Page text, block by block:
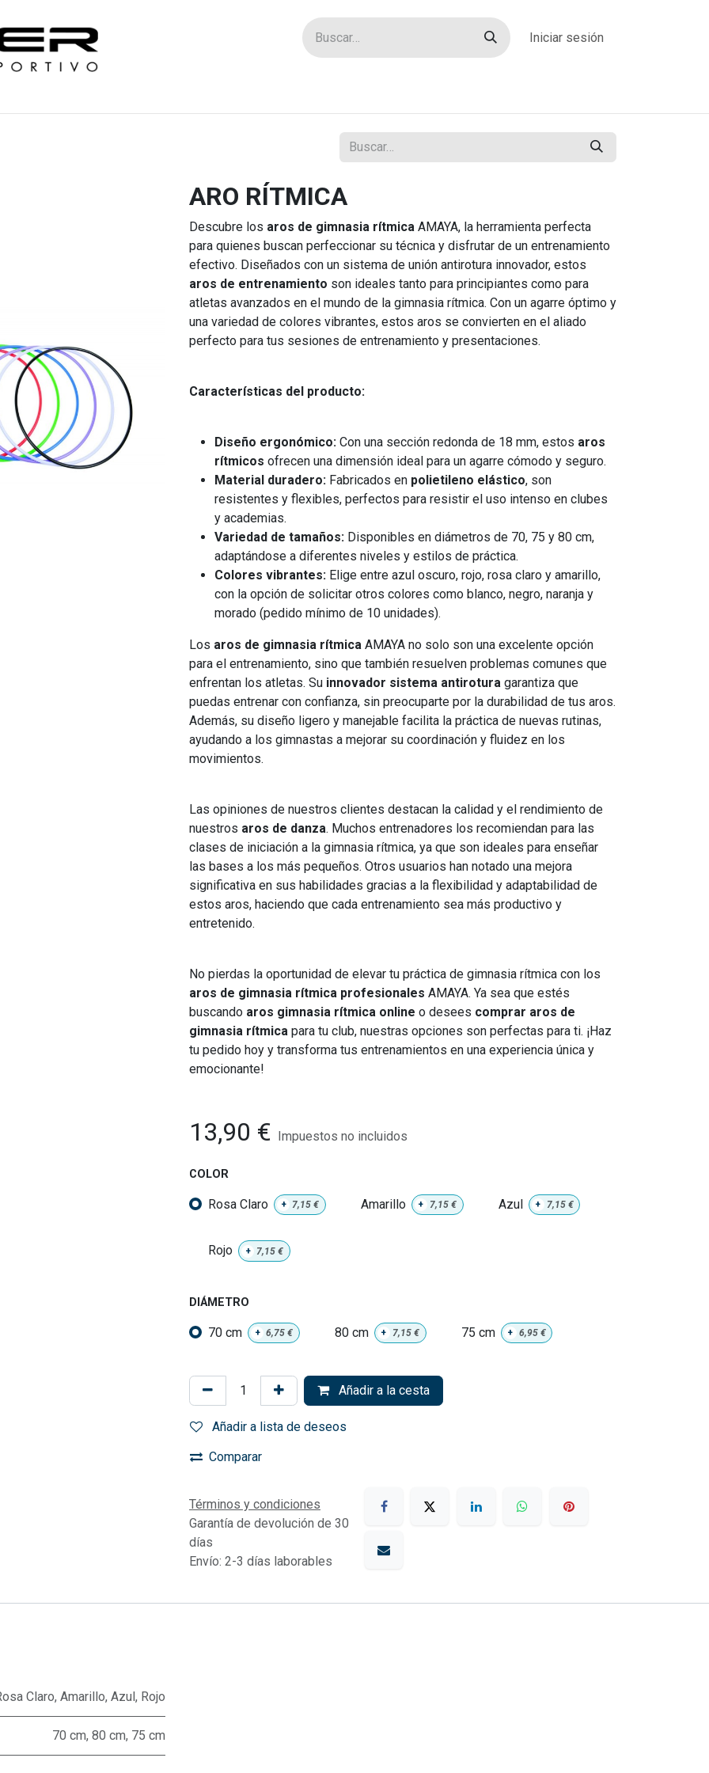
Iniciar sesión
ARO RÍTMICA
Descubre los aros de gimnasia rítmica AMAYA, la herramienta perfecta
para quienes buscan perfeccionar su técnica y disfrutar de un entrenamiento
efectivo. Diseñados con un sistema de unión antirotura innovador, estos
aros de entrenamiento son ideales tanto para principiantes como para
atletas avanzados en el mundo de la gimnasia rítmica. Con un agarre óptimo y
una variedad de colores vibrantes, estos aros se convierten en el aliado
perfecto para tus sesiones de entrenamiento y presentaciones.
Características del producto:
Diseño ergonómico: Con una sección redonda de 18 mm, estos aros
rítmicos ofrecen una dimensión ideal para un agarre cómodo y seguro.
Material duradero: Fabricados en polietileno elástico, son
resistentes y flexibles, perfectos para resistir el uso intenso en clubes
y academias.
Variedad de tamaños: Disponibles en diámetros de 70, 75 y 80 cm,
adaptándose a diferentes niveles y estilos de práctica.
Colores vibrantes: Elige entre azul oscuro, rojo, rosa claro y amarillo,
con la opción de solicitar otros colores como blanco, negro, naranja y
morado (pedido mínimo de 10 unidades).
Los aros de gimnasia rítmica AMAYA no solo son una excelente opción
para el entrenamiento, sino que también resuelven problemas comunes que
enfrentan los atletas. Su innovador sistema antirotura garantiza que
puedas entrenar con confianza, sin preocuparte por la durabilidad de tus aros.
Además, su diseño ligero y manejable facilita la práctica de nuevas rutinas,
ayudando a los gimnastas a mejorar su coordinación y fluidez en los
movimientos.
Las opiniones de nuestros clientes destacan la calidad y el rendimiento de
nuestros aros de danza. Muchos entrenadores los recomiendan para las
clases de iniciación a la gimnasia rítmica, ya que son ideales para enseñar
las bases a los más pequeños. Otros usuarios han notado una mejora
significativa en sus habilidades gracias a la flexibilidad y adaptabilidad de
estos aros, haciendo que cada entrenamiento sea más productivo y
entretenido.
No pierdas la oportunidad de elevar tu práctica de gimnasia rítmica con los
aros de gimnasia rítmica profesionales AMAYA. Ya sea que estés
buscando aros gimnasia rítmica online o desees comprar aros de
gimnasia rítmica para tu club, nuestras opciones son perfectas para ti. ¡Haz
tu pedido hoy y transforma tus entrenamientos en una experiencia única y
emocionante!
13,90 € Impuestos no incluidos
COLOR
Rosa Claro + 7,15 € Amarillo + 7,15€ Azul + 7,15€
Rojo + 7,15 €
DIÁMETRO
70 cm + 6,75 € 80 cm + 7,15€ 75 cm + 6,95€
Añadir a la cesta
Añadir a lista de deseos
Comparar
Términos y condiciones
Garantía de devolución de 30
días
Envío: 2-3 días laborables
Claro, Amarillo, Azul, Rojo
70 cm, 80 cm, 75 cm